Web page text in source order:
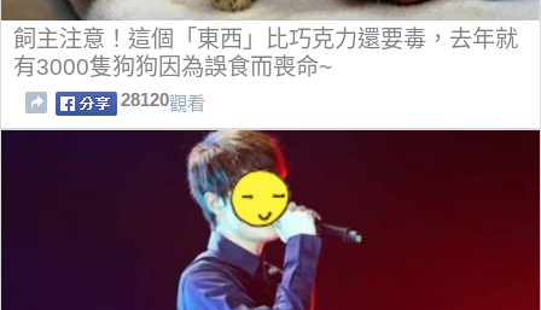
飼主注意！這個「東西」比巧克力還要毒，去年就
有3000隻狗狗因為誤食而喪命~
28120觀看